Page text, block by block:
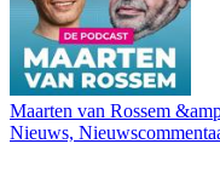
Maarten van Rossem
Nieuws,